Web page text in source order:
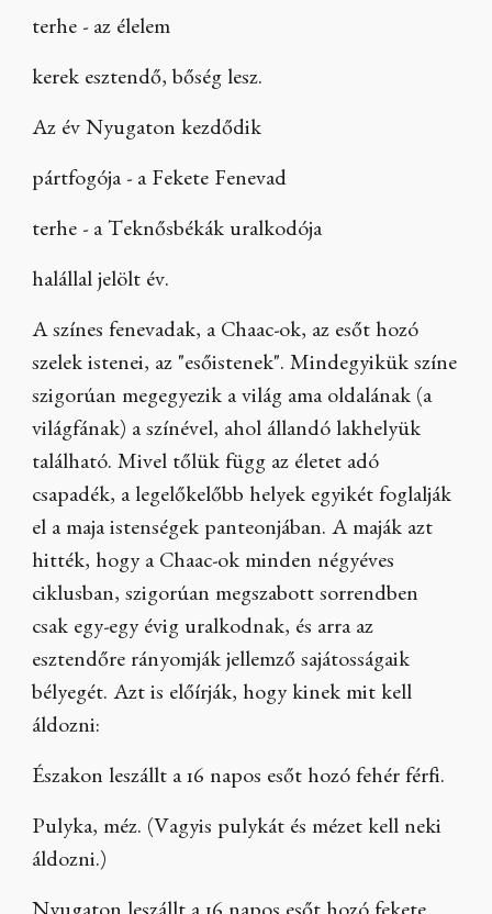
terhe - az élelem
kerek esztendő, bőség lesz.
Az év Nyugaton kezdődik
pártfogója - a Fekete Fenevad
terhe - a Teknősbékák uralkodója
halállal jelölt év.
A színes fenevadak, a Chaac-ok, az esőt hozó
szelek istenei, az "esőistenek". Mindegyikük színe
szigorúan megegyezik a világ ama oldalának (a
világfának) a színével, ahol állandó lakhelyük
található. Mivel tőlük függ az életet adó
csapadék, a legelőkelőbb helyek egyikét foglalják
el a maja istenségek panteonjában. A maják azt
hitték, hogy a Chaac-ok minden négyéves
ciklusban, szigorúan megszabott sorrendben
csak egy-egy évig uralkodnak, és arra az
esztendőre rányomják jellemző sajátosságaik
bélyegét. Azt is előírják, hogy kinek mit kell
áldozni:
Északon leszállt a 16 napos esőt hozó fehér férfi.
Pulyka, méz. (Vagyis pulykát és mézet kell neki
áldozni.)